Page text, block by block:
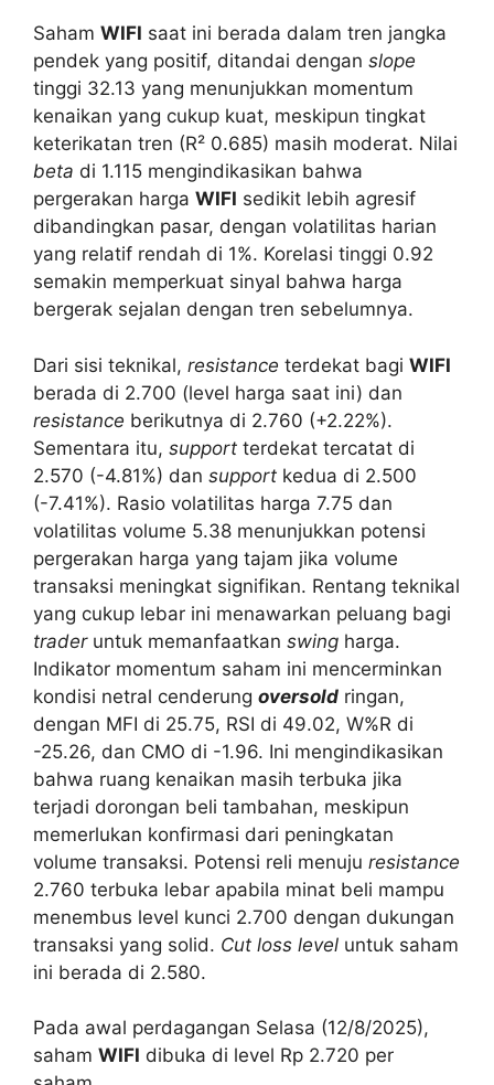
Saham WIFI saat ini berada dalam tren jangka
pendek yang positif, ditandai dengan slope
tinggi 32.13 yang menunjukkan momentum
kenaikan yang cukup kuat, meskipun tingkat
keterikatan tren (R² 0.685) masih moderat. Nilai
beta di 1.115 mengindikasikan bahwa
pergerakan harga WIFI sedikit lebih agresif
dibandingkan pasar, dengan volatilitas harian
yang relatif rendah di 1%. Korelasi tinggi 0.92
semakin memperkuat sinyal bahwa harga
bergerak sejalan dengan tren sebelumnya.
Dari sisi teknikal, resistance terdekat bagi WIFI
berada di 2.700 (level harga saat ini) dan
resistance berikutnya di 2.760 (+2.22%).
Sementara itu, support terdekat tercatat di
2.570 (-4.81%) dan support kedua di 2.500
(-7.41%). Rasio volatilitas harga 7.75 dan
volatilitas volume 5.38 menunjukkan potensi
pergerakan harga yang tajam jika volume
transaksi meningkat signifikan. Rentang teknikal
yang cukup lebar ini menawarkan peluang bagi
traderuntuk memanfaatkan swing harga.
Indikator momentum saham ini mencerminkan
kondisi netral cenderung oversold ringan,
dengan MFI di 25.75, RSI di 49.02, W%R di
-25.26, dan CMO di -1.96. Ini mengindikasikan
bahwa ruang kenaikan masih terbuka jika
terjadi dorongan beli tambahan, meskipun
memerlukan konfirmasi dari peningkatan
volume transaksi. Potensi reli menuju resistance
2.760 terbuka lebar apabila minat beli mampu
menembus level kunci 2.700 dengan dukungan
transaksi yang solid. Cut loss level untuk saham
ini berada di 2.580.
Pada awal perdagangan Selasa (12/8/2025),
saham WIFI dibuka di level Rp 2.720 per